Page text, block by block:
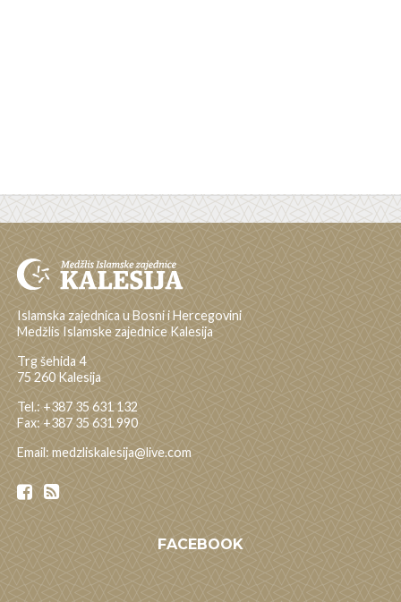
Islamska zajednica u Bosni i Hercegovini
Medžlis Islamske zajednice Kalesija
Trg šehida 4
75 260 Kalesija
Tel.: +387 35 631 132
Fax: +387 35 631 990
Email: medzliskalesija@live.com
FACEBOOK